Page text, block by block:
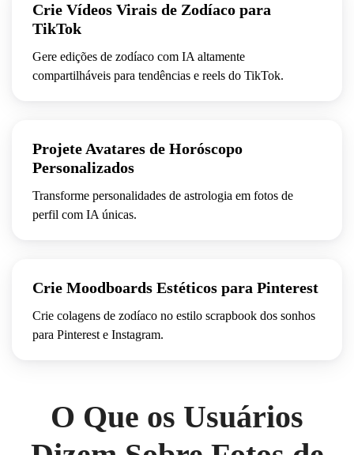
Crie Vídeos Virais de Zodíaco para
TikTok
Gere edições de zodíaco com IA altamente
compartilháveis para tendências e reels do TikTok.
Projete Avatares de Horóscopo
Personalizados
Transforme personalidades de astrologia em fotos de
perfil com IA únicas.
Crie Moodboards Estéticos para Pinterest
Crie colagens de zodíaco no estilo scrapbook dos sonhos
para Pinterest e Instagram.
O Que os Usuários